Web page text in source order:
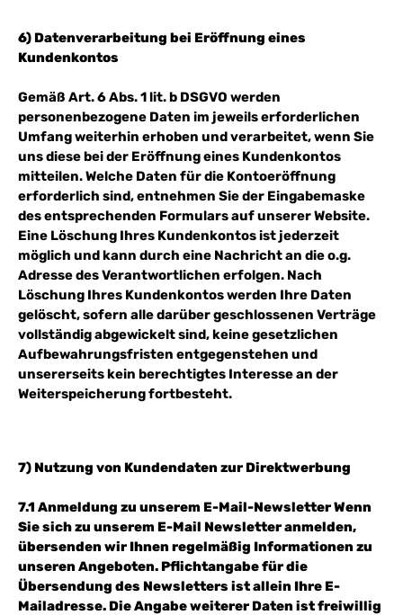
6) Datenverarbeitung bei Eröffnung eines
Kundenkontos
Gemäß Art. 6 Abs. 1 lit. b DSGVO werden
personenbezogene Daten im jeweils erforderlichen
Umfang weiterhin erhoben und verarbeitet, wenn Sie
uns diese bei der Eröffnung eines Kundenkontos
mitteilen. Welche Daten für die Kontoeröffnung
erforderlich sind, entnehmen Sie der Eingabemaske
des entsprechenden Formulars auf unserer Website.
Eine Löschung Ihres Kundenkontos ist jederzeit
möglich und kann durch eine Nachricht an die o.g.
Adresse des Verantwortlichen erfolgen. Nach
Löschung Ihres Kundenkontos werden Ihre Daten
gelöscht, sofern alle darüber geschlossenen Verträge
vollständig abgewickelt sind, keine gesetzlichen
Aufbewahrungsfristen entgegenstehen und
unsererseits kein berechtigtes Interesse an der
Weiterspeicherung fortbesteht.
7) Nutzung von Kundendaten zur Direktwerbung
7.1 Anmeldung zu unserem E-Mail-Newsletter Wenn
Sie sich zu unserem E-Mail Newsletter anmelden,
übersenden wir Ihnen regelmäßig Informationen zu
unseren Angeboten. Pflichtangabe für die
Übersendung des Newsletters ist allein Ihre E-
Mailadresse. Die Angabe weiterer Daten ist freiwillig